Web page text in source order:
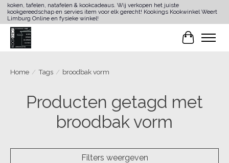
koken, tafelen, natafelen & kookcadeaus. Wij verkopen het juiste
kookgereedschap en servies item voor elk gerecht! Kookings Kookwinkel Weert
Limburg Online en fysieke winkel!
Home / Tags / broodbak vorm
Producten getagd met
broodbak vorm
Filters weergeven